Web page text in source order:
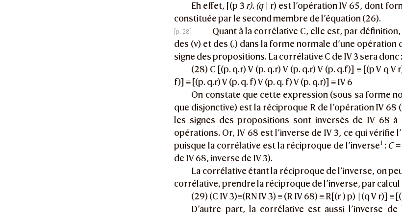
Eh effet, [(p 3r). (q| r) est l’opération IV 65, dont
constituée par le second membre de l’équation (26).
Quant à la corrélative C, elle est, par
des (v) et des (.) dans la forme normale d’une opération
signe des propositions. La corrélative C de IV 3 sera donc :
(28) C [(p. q.r) V (p. q.r) V (p. q.r) V (p. q.f)] ≡ [(p V q V
f)] ≡ [(p. q.r) V (p. q. f) V (p. q. f) V (p. q.r)] ≡ IV 6
On constate que cette expression (sous sa forme
que disjonctive) est la réciproque R de l’opération IV
les signes des propositions sont inversés de IV 68 à
opérations. Or, IV 68 est l’inverse de IV 3, ce qui vérifie
puisque la corrélative est la réciproque de l’inverse1 : C
de IV 68, inverse de IV 3).
La corrélative étant la réciproque de l’inverse, on
corrélative, prendre la réciproque de l’inverse, par calcul
(29) (C IV 3)≡(RN IV 3) ≡ (R IV 68) ≡ R[(r ) p) ∣(q V r)] ≡
D’autre part, la corrélative est aussi l’inverse de